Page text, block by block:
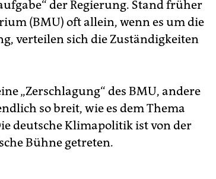
der Regierung. Stand früher
(BMU) oft allein, wenn es um die
verteilen sich die Zuständigkeiten
„Zerschlagung“ des BMU, andere
so breit, wie es dem Thema
deutsche Klimapolitik ist von der
Bühne getreten.